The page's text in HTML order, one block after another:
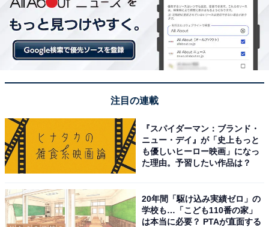
注目の連載
『スパイダーマン：ブランド・
ニュー・デイ』が「史上もっと
も優しいヒーロー映画」になっ
た理由。予習したい作品は？
20年間「駆け込み実績ゼロ」の
学校も…「こども110番の家」
は本当に必要？ PTAが直面する